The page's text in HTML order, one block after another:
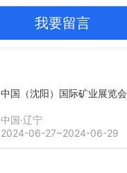
我要留言
中国（沈阳）国际矿业展览会
中国·辽宁
2024-06-27~2024-06-29